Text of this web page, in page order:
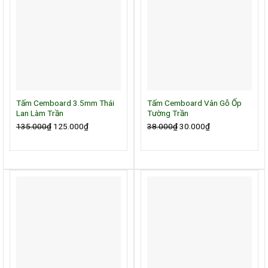
Tấm Cemboard 3.5mm Thái
Lan Làm Trần
135.000₫ Giá
là:
125.000₫Giá
tại
Tấm Cemboard Vân Gỗ Ốp
Tường Trần
38.000₫ Giá
là:
30.000₫Giá
tại